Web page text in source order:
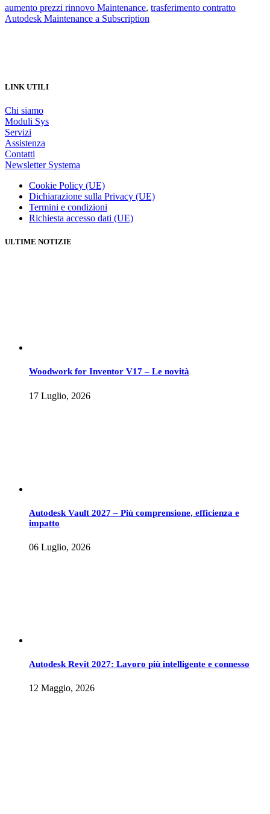
aumento prezzi rinnovo Maintenance, trasferimento contratto
Autodesk Maintenance a Subscription
LINK UTILI
Chi siamo
Moduli Sys
Servizi
Assistenza
Contatti
Newsletter Systema
Cookie Policy (UE)
Dichiarazione sulla Privacy (UE)
Termini e condizioni
Richiesta accesso dati (UE)
ULTIME NOTIZIE
Woodwork for Inventor V17 – Le novità
17 Luglio, 2026
Autodesk Vault 2027 – Più comprensione, efficienza e
impatto
06 Luglio, 2026
Autodesk Revit 2027: Lavoro più intelligente e connesso
12 Maggio, 2026